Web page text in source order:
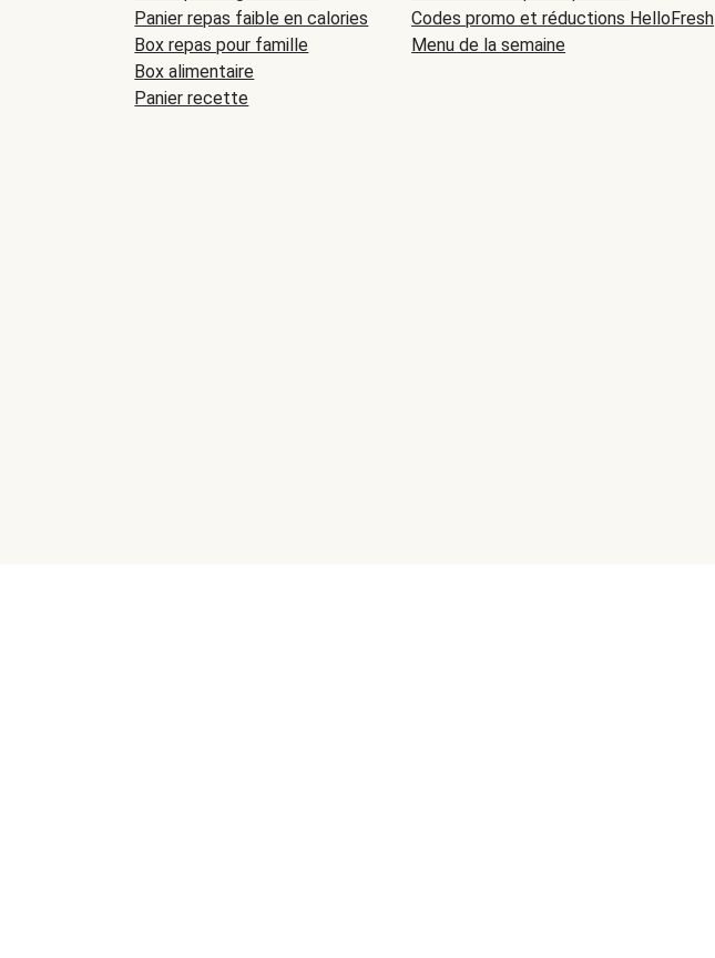
Panier repas faible en calories
Box repas pour famille
Box alimentaire
Panier recette
Codes promo et réductions HelloFresh
Menu de la semaine